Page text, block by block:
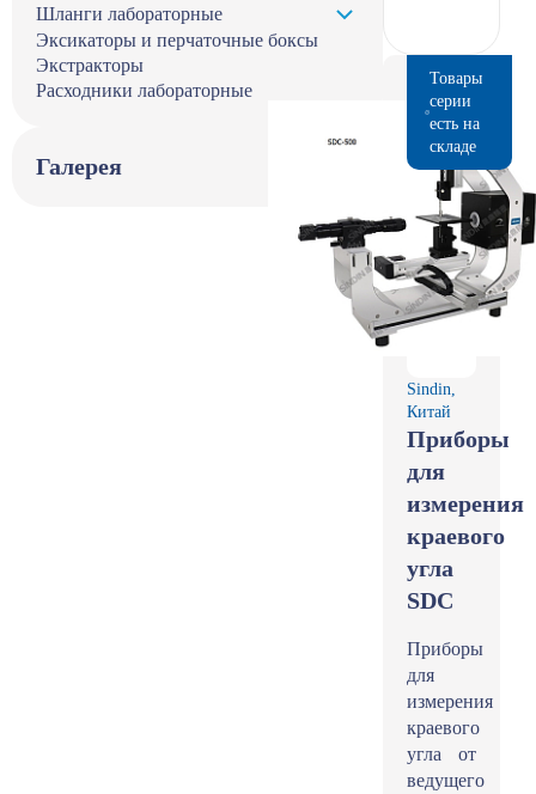
Шланги лабораторные
Эксикаторы и перчаточные боксы
Экстракторы
Расходники лабораторные
Галерея
Товары
серии
есть на
складе
Sindin,
Китай
Приборы
для
измерения
краевого
угла
SDC
Приборы
для
измерения
краевого
угла от
ведущего